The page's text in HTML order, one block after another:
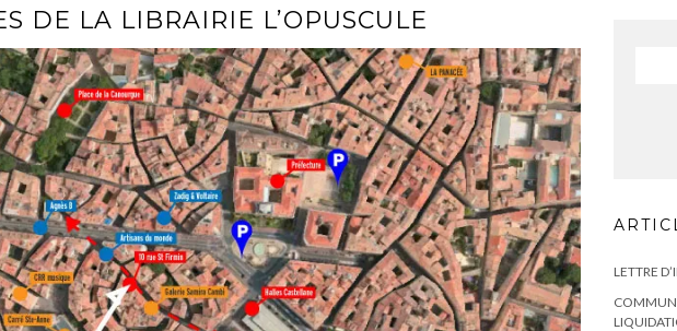
DE LA LIBRAIRIE L’OPUSCULE
LETTRE